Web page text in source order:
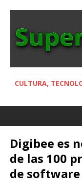
CULTURA,
Digibee es
de las 100
de software